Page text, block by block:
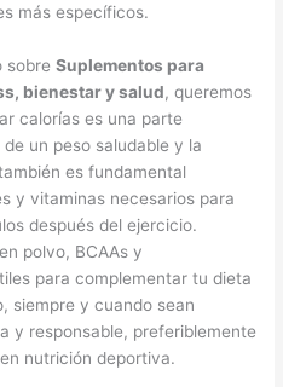
más específicos.
sobreSuplementos para
bienestar y salud, queremos
calorías es una parte
un peso saludable y la
es fundamental
y vitaminas necesarios para
después del ejercicio.
polvo, BCAAs y
para complementar tu dieta
siempre y cuando sean
y responsable, preferiblemente
nutrición deportiva.